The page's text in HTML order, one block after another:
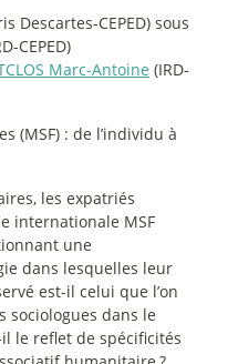
Descartes-CEPED) sous
CEPED)
Marc-Antoine (IRD-
(MSF) : de l’individu à
les expatriés
internationale MSF
une
dans lesquelles leur
est-il celui que l’on
sociologues dans le
le reflet de spécificités